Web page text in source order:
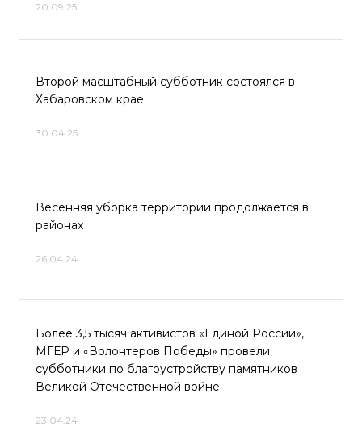
20.09.25
Второй масштабный субботник состоялся в
Хабаровском крае
30.04.25
Весенняя уборка территории продолжается в
районах
26.04.24
Более 3,5 тысяч активистов «Единой России»,
МГЕР и «Волонтеров Победы» провели
субботники по благоустройству памятников
Великой Отечественной войне
23.04.24